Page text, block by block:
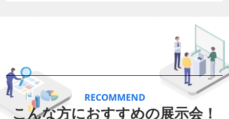
RECOMMEND
こんな方におすすめの展示会！